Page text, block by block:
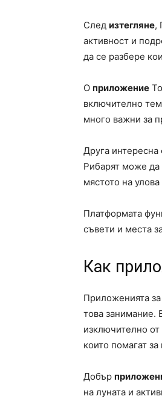
След изтегляне,
активност и
да се разбере
O приложение
включително
много важни за
Друга
Рибарят може да
мястото на улова
Платформата
съвети и места
Как
Приложенията
това занимание.
изключително
които помагат
Добър
на луната и